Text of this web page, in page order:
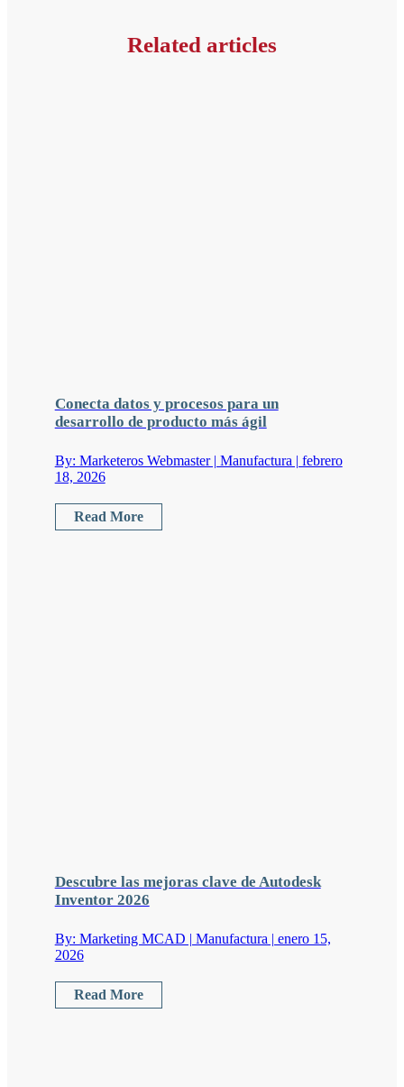
Related articles
Conecta datos y procesos para un
desarrollo de producto más ágil
By: Marketeros Webmaster | Manufactura | febrero
18, 2026
Read More
Descubre las mejoras clave de Autodesk
Inventor 2026
By: Marketing MCAD | Manufactura | enero 15,
2026
Read More